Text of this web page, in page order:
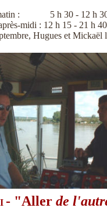
matin : 5 h 30 - 12 h
midi : 12 h 15 - 21 h 40
Hugues et
- "Aller de